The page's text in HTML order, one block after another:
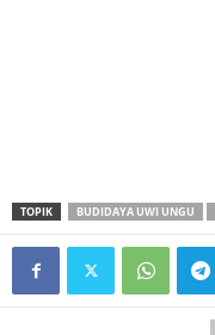
TOPIK BUDIDAYA UWI UNGU